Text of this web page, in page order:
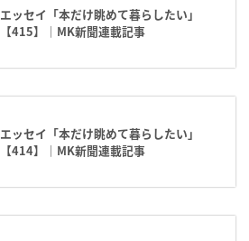
エッセイ「本だけ眺めて暮らしたい」
【415】｜MK新聞連載記事
エッセイ「本だけ眺めて暮らしたい」
【414】｜MK新聞連載記事